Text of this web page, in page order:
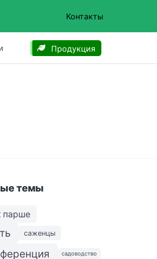
Контакты
Продукция
темы
парше
саженцы
садоводство